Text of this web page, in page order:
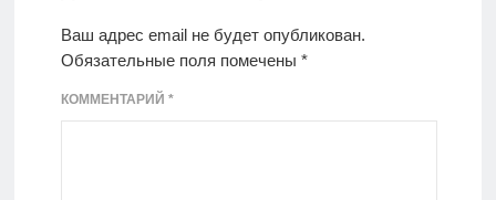
Ваш адрес email не будет опубликован.
Обязательные поля помечены *
КОММЕНТАРИЙ *